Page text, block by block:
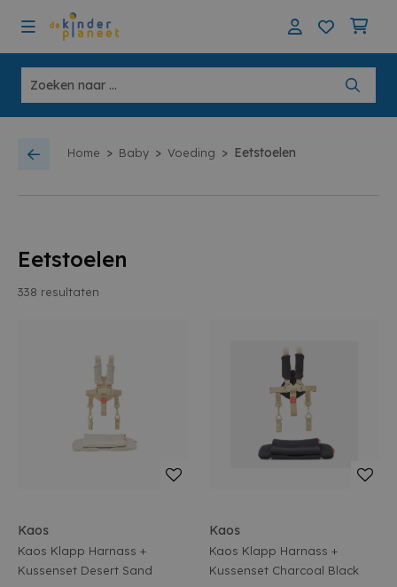
Home > Baby > Voeding > Eetstoelen
Eetstoelen
338 resultaten
Kaos
Kaos Klapp Harnass +
Kussenset Desert Sand
Kaos
Kaos Klapp Harnass +
Kussenset Charcoal Black